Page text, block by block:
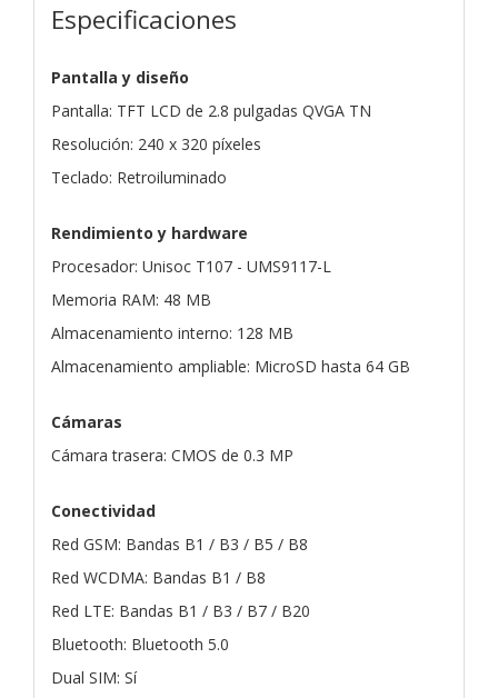
Especificaciones
Pantalla y diseño
Pantalla: TFT LCD de 2.8 pulgadas QVGA TN
Resolución: 240 x 320 píxeles
Teclado: Retroiluminado
Rendimiento y hardware
Procesador: Unisoc T107 - UMS9117-L
Memoria RAM: 48 MB
Almacenamiento interno: 128 MB
Almacenamiento ampliable: MicroSD hasta 64 GB
Cámaras
Cámara trasera: CMOS de 0.3 MP
Conectividad
Red GSM: Bandas B1 / B3 / B5 / B8
Red WCDMA: Bandas B1 / B8
Red LTE: Bandas B1 / B3 / B7 / B20
Bluetooth: Bluetooth 5.0
Dual SIM: Sí